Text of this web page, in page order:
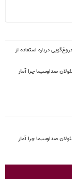
درباره استفاده از
صداوسیما چرا آمار
صداوسیما چرا آمار